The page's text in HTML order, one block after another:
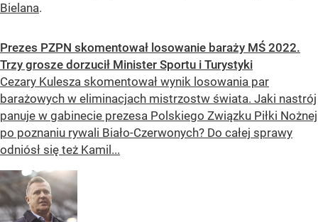
Bielana.
Prezes PZPN skomentował losowanie baraży MŚ 2022.
Trzy grosze dorzucił Minister Sportu i Turystyki
Cezary Kulesza skomentował wynik losowania par
barażowych w eliminacjach mistrzostw świata. Jaki nastrój
panuje w gabinecie prezesa Polskiego Związku Piłki Nożnej
po poznaniu rywali Biało-Czerwonych? Do całej sprawy
odniósł się też Kamil...